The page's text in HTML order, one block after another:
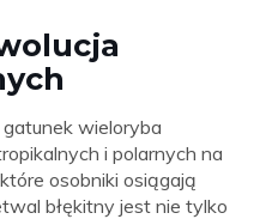
wieloryba
i polarnych na
osobniki osiągają
błękitny jest nie tylko